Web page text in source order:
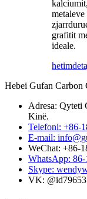
grafitit
ideale.
hetim
Hebei Gufan Carbon
Adresa: Qyteti
Kinë.
Telefoni: +86-
E-mail:
WeChat: +86-
WhatsApp:
Skype:
VK: